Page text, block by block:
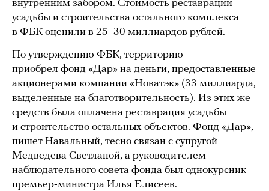
внутренним забором. Стоимость реставрации
усадьбы и строительства остального комплекса
в ФБК оценили в 25–30 миллиардов рублей.
По утверждению ФБК, территорию
приобрел фонд «Дар» на деньги, предоставленные
акционерами компании «Новатэк» (33 миллиарда,
выделенные на благотворительность). Из этих же
средств была оплачена реставрация усадьбы
и строительство остальных объектов. Фонд «Дар»,
пишет Навальный, тесно связан с супругой
Медведева Светланой, а руководителем
наблюдательного совета фонда был однокурсник
премьер-министра Илья Елисеев.